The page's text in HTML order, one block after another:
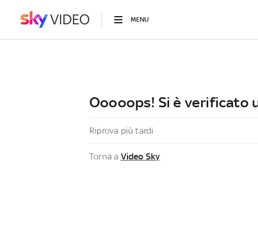
MENU
Ooooops! Si è verificato
Riprova più tardi
Torna a Video Sky